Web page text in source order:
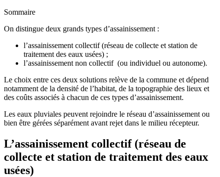
Sommaire
On distingue deux grands types d’assainissement :
l’assainissement collectif (réseau de collecte et station de
traitement des eaux usées) ;
l’assainissement non collectif (ou individuel ou autonome).
Le choix entre ces deux solutions relève de la commune et dépend
notamment de la densité de l’habitat, de la topographie des lieux et
des coûts associés à chacun de ces types d’assainissement.
Les eaux pluviales peuvent rejoindre le réseau d’assainissement ou
bien être gérées séparément avant rejet dans le milieu récepteur.
L’assainissement collectif (réseau de
collecte et station de traitement des eaux
usées)